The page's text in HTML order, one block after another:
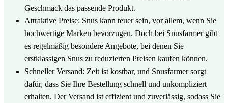
Geschmack das passende Produkt.
Attraktive Preise: Snus kann teuer sein, vor allem, wenn Sie
hochwertige Marken bevorzugen. Doch bei Snusfarmer gibt
es regelmäßig besondere Angebote, bei denen Sie
erstklassigen Snus zu reduzierten Preisen kaufen können.
Schneller Versand: Zeit ist kostbar, und Snusfarmer sorgt
dafür, dass Sie Ihre Bestellung schnell und unkompliziert
erhalten. Der Versand ist effizient und zuverlässig, sodass Sie